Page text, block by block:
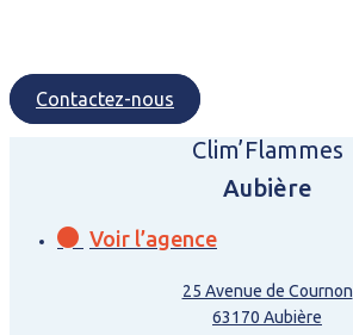
Contactez-nous
Clim’Flammes
Aubière
Voir l’agence
25 Avenue de Cournon
63170 Aubière